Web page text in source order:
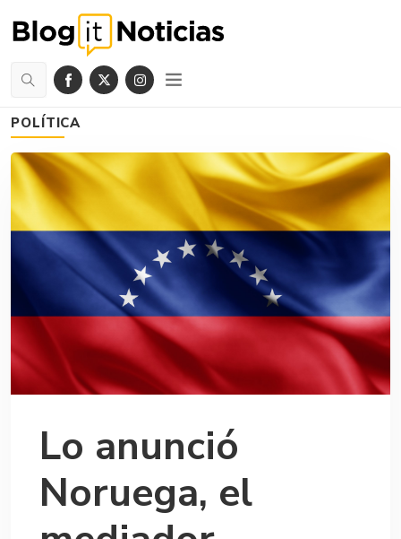
POLÍTICA
Lo anunció
Noruega, el